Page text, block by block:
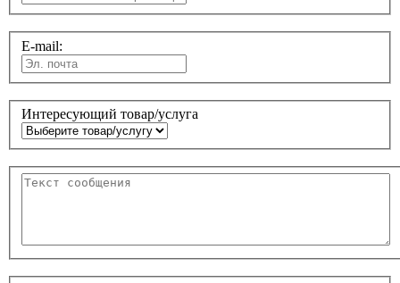
E-mail:
Интересующий товар/услуга